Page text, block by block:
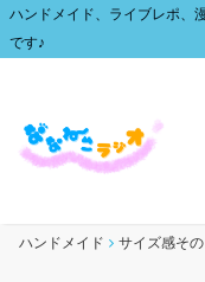
ハンドメイド、ライブレポ、
です♪
ハンドメイド